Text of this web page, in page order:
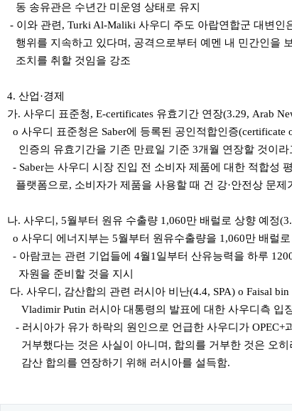
동 송유관은 수년간 미운영 상태로 유지
- 이와 관련, Turki Al-Maliki 사우디 주도 아랍연합군 대변인
행위를 지속하고 있다며, 공격으로부터 예멘 내 민간인을
조치를 취할 것임을 강조
4. 산업·경제
가. 사우디 표준청, E-certificates 유효기간 연장(3.29, Arab
o 사우디 표준청은 Saber에 등록된 공인적합인증
인증의 유효기간을 기존 만료일 기준 3개월 연장할 것이라
- Saber는 사우디 시장 진입 전 소비자 제품에 대한 적합성
플랫폼으로, 소비자가 제품을 사용할 때 건 강·안전상 문제
나. 사우디, 5월부터 원유 수출량 1,060만 배럴로 상향 예정
o 사우디 에너지부는 5월부터 원유수출량을 1,060만 배럴
- 아람코는 관련 기업들에 4월1일부터 산유능력을 하루
자원을 준비할 것을 지시
다. 사우디, 감산합의 관련 러시아 비난(4.4, SPA) o Faisal
Vladimir Putin 러시아 대통령의 발표에 대한 사우디측 입
- 러시아가 유가 하락의 원인으로 언급한 사우디가 OPEC+
거부했다는 것은 사실이 아니며, 합의를 거부한 것은 오히
감산 합의를 연장하기 위해 러시아